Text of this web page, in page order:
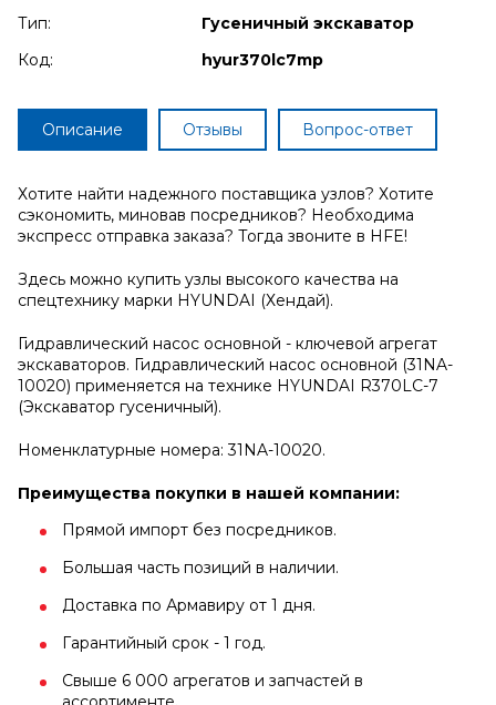
Тип:
Гусеничный экскаватор
Код:
hyur370lc7mp
Описание Отзывы Вопрос-ответ
Хотите найти надежного поставщика узлов? Хотите
сэкономить, миновав посредников? Необходима
экспресс отправка заказа? Тогда звоните в HFE!
Здесь можно купить узлы высокого качества на
спецтехнику марки HYUNDAI (Хендай).
Гидравлический насос основной - ключевой агрегат
экскаваторов. Гидравлический насос основной (31NA-
10020) применяется на технике HYUNDAI R370LC-7
(Экскаватор гусеничный).
Номенклатурные номера: 31NA-10020.
Преимущества покупки в нашей компании:
Прямой импорт без посредников.
Большая часть позиций в наличии.
Доставка по Армавиру от 1 дня.
Гарантийный срок - 1 год.
Свыше 6 000 агрегатов и запчастей в